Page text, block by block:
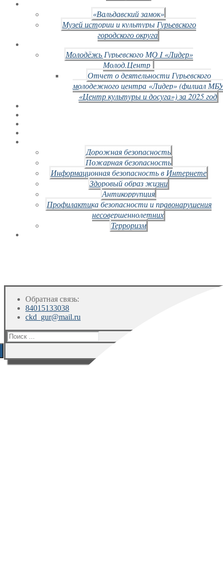
«Вальдавский замок»
Музей истории и культуры Гурьевского
городского округа
Молодёжь Гурьевского МО I «Лидер»
Молод.Центр
Отчет о деятельности Гурьевского
молодежного центра «Лидер» (филиал
«Центр культуры и досуга») за 2025 год
Дорожная безопасность
Пожарная безопасность
Информационная безопасность в Интернете
Здоровый образ жизни
Антикоррупция
Профилактика безопасности и правонарушения
несовершеннолетних
Терроризм
Обратная связь:
84015133038
ckd_gur@mail.ru
Искать: